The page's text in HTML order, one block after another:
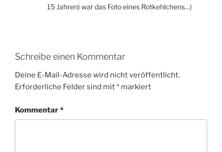
15 Jahren) war das Foto eines Rotkehlchens…)
Schreibe einen Kommentar
Deine E-Mail-Adresse wird nicht veröffentlicht.
Erforderliche Felder sind mit* markiert
Kommentar*